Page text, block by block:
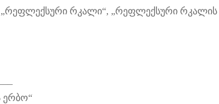
„რეფლექსური რკალი“, „რეფლექსური რკალის
ერბო“